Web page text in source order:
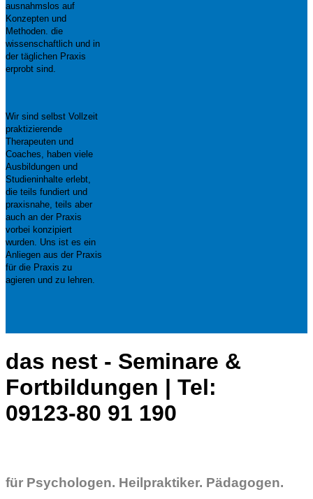
ausnahmslos auf
Konzepten und
Methoden. die
wissenschaftlich und in
der täglichen Praxis
erprobt sind.
Wir sind selbst Vollzeit
praktizierende
Therapeuten und
Coaches, haben viele
Ausbildungen und
Studieninhalte erlebt,
die teils fundiert und
praxisnahe, teils aber
auch an der Praxis
vorbei konzipiert
wurden. Uns ist es ein
Anliegen aus der Praxis
für die Praxis zu
agieren und zu lehren.
das nest - Seminare &
Fortbildungen | Tel:
09123-80 91 190
für Psychologen. Heilpraktiker. Pädagogen.